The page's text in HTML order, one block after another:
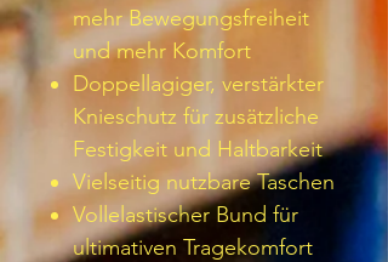
mehr Bewegungsfreiheit
und mehr Komfort
Doppellagiger, verstärkter
Knieschutz für zusätzliche
Festigkeit und Haltbarkeit
Vielseitig nutzbare Taschen
Vollelastischer Bund für
ultimativen Tragekomfort